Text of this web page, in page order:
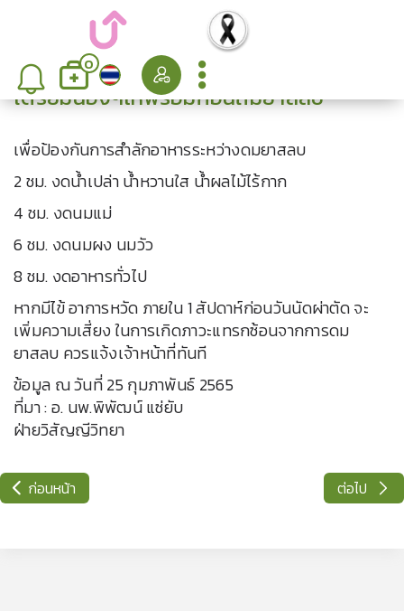
0
เตรียมน้องๆให้พร้อมก่อนถมยาสลบ
เพื่อป้องกันการสำลักอาหารระหว่างดมยาสลบ
2 ชม. งดน้ำเปล่า น้ำหวานใส น้ำผลไม้ไร้กาก
4 ชม. งดนมแม่
6 ชม. งดนมผง นมวัว
8 ชม. งดอาหารทั่วไป
หากมีไข้ อาการหวัด ภายใน 1 สัปดาห์ก่อนวันนัดผ่าตัด จะ
เพิ่มความเสี่ยง ในการเกิดภาวะแทรกซ้อนจากการดม
ยาสลบ ควรแจ้งเจ้าหน้าที่ทันที
ข้อมูล ณ วันที่ 25 กุมภาพันธ์ 2565
ที่มา : อ. นพ.พิพัฒน์ แซ่ยับ
ฝ่ายวิสัญญีวิทยา
ก่อนหน้า ต่อไป